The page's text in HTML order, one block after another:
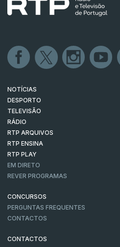
NOTÍCIAS
DESPORTO
TELEVISÃO
RÁDIO
RTP ARQUIVOS
RTP ENSINA
RTP PLAY
EM DIRETO
REVER PROGRAMAS
CONCURSOS
PERGUNTAS FREQUENTES
CONTACTOS
CONTACTOS